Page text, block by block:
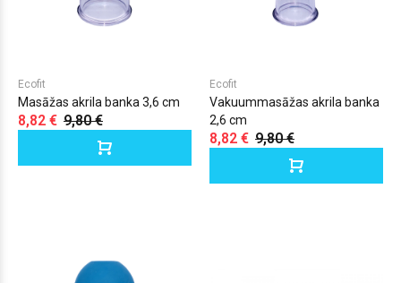
Ecofit
Masāžas akrila banka 3,6 cm
8,82 € 9,80 €
Ecofit
Vakuummasāžas akrila banka
2,6 cm
8,82 € 9,80 €